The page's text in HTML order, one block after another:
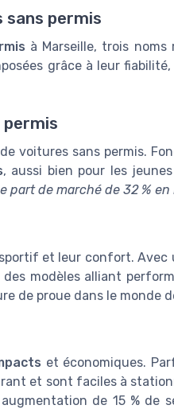
permis
à Marseille, trois
grâce à leur
voitures sans permis.
, aussi bien pour les
part de marché de 32 % en
et leur confort. Avec
modèles alliant
de proue dans le monde
et économiques.
et sont faciles à
de 15 % de